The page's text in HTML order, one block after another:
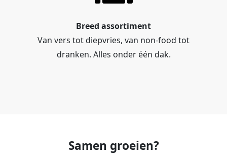
Breed assortiment
Van vers tot diepvries, van non-food tot
dranken. Alles onder één dak.
Samen groeien?